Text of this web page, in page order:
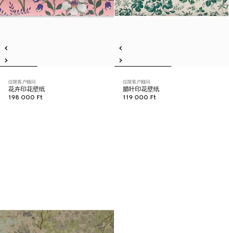
仅限客户顾问
花卉印花壁纸
198 000 Ft
仅限客户顾问
腊叶印花壁纸
119 000 Ft